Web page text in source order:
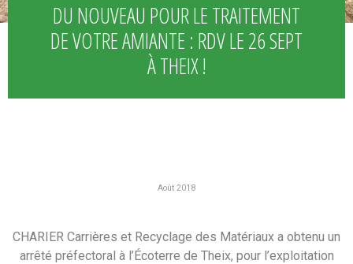
DU NOUVEAU POUR LE TRAITEMENT
DE VOTRE AMIANTE : RDV LE 26 SEPT
À THEIX !
Août 2018
CHARIER Carrières et Recyclage des Matériaux a obtenu un
arrêté préfectoral à l’Écoterre de Theix, pour l’exploitation